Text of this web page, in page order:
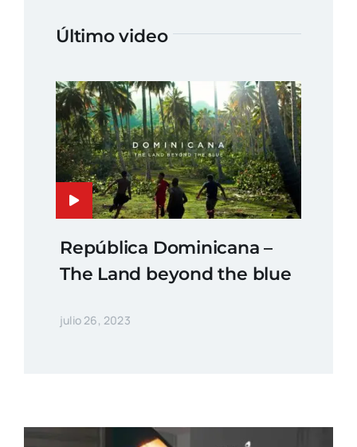
Último video
República Dominicana –
The Land beyond the blue
julio 26, 2023